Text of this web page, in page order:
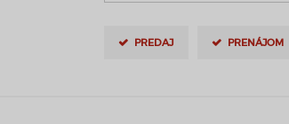
PREDAJ PRENÁJOM